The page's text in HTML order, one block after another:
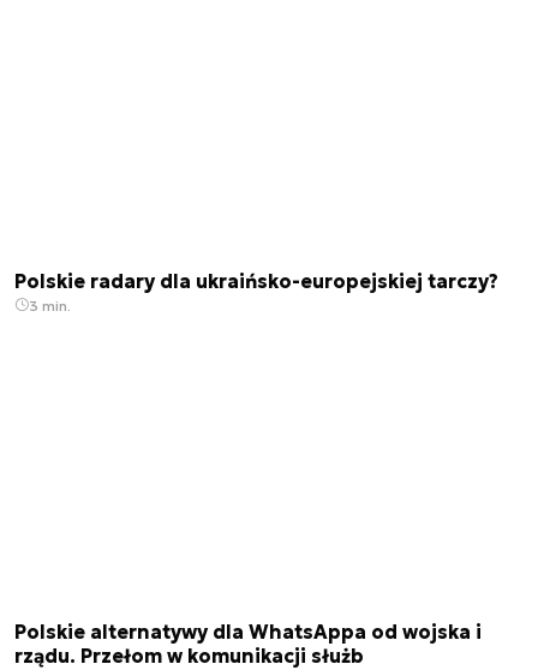
Polskie radary dla ukraińsko-europejskiej tarczy?
3 min.
Polskie alternatywy dla WhatsAppa od wojska i
rządu. Przełom w komunikacji służb